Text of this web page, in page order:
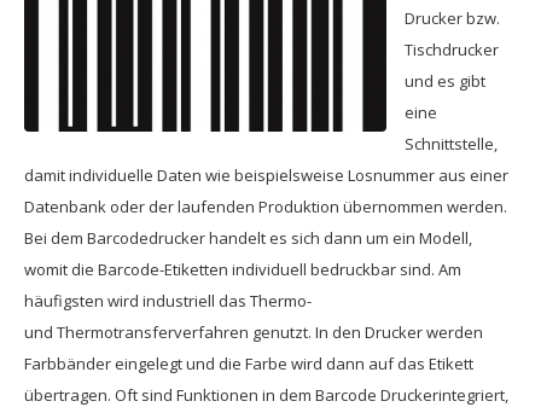
Drucker bzw.
Tischdrucker
und es gibt
eine
Schnittstelle,
damit individuelle Daten wie beispielsweise Losnummer aus einer
Datenbank oder der laufenden Produktion übernommen werden.
Bei dem Barcodedrucker handelt es sich dann um ein Modell,
womit die Barcode-Etiketten individuell bedruckbar sind. Am
häufigsten wird industriell das Thermo-
und Thermotransferverfahren genutzt. In den Drucker werden
Farbbänder eingelegt und die Farbe wird dann auf das Etikett
übertragen. Oft sind Funktionen in dem Barcode Druckerintegriert,